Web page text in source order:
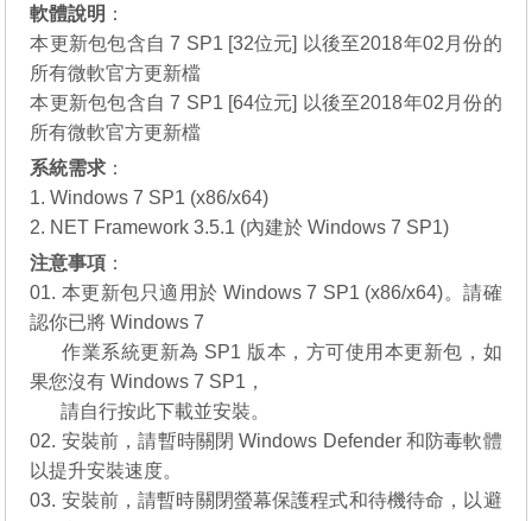
軟體說明 ：
本更新包包含自 7 SP1 [32位元] 以後至2018年02月份的
所有微軟官方更新檔
本更新包包含自 7 SP1 [64位元] 以後至2018年02月份的
所有微軟官方更新檔
系統需求 ：
1. Windows 7 SP1 (x86/x64)
2. NET Framework 3.5.1 (內建於 Windows 7 SP1)
注意事項 ：
01. 本更新包只適用於 Windows 7 SP1 (x86/x64)。請確
認你已將 Windows 7
作業系統更新為 SP1 版本，方可使用本更新包，如
果您沒有Windows 7 SP1 ，
請自行按此下載並安裝。
02. 安裝前，請暫時關閉 Windows Defender 和防毒軟體
以提升安裝速度。
03. 安裝前，請暫時關閉螢幕保護程式和待機待命，以避